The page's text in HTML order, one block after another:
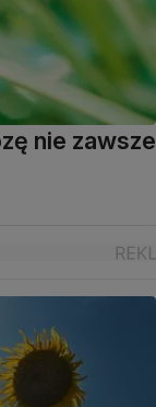
nie zawsze